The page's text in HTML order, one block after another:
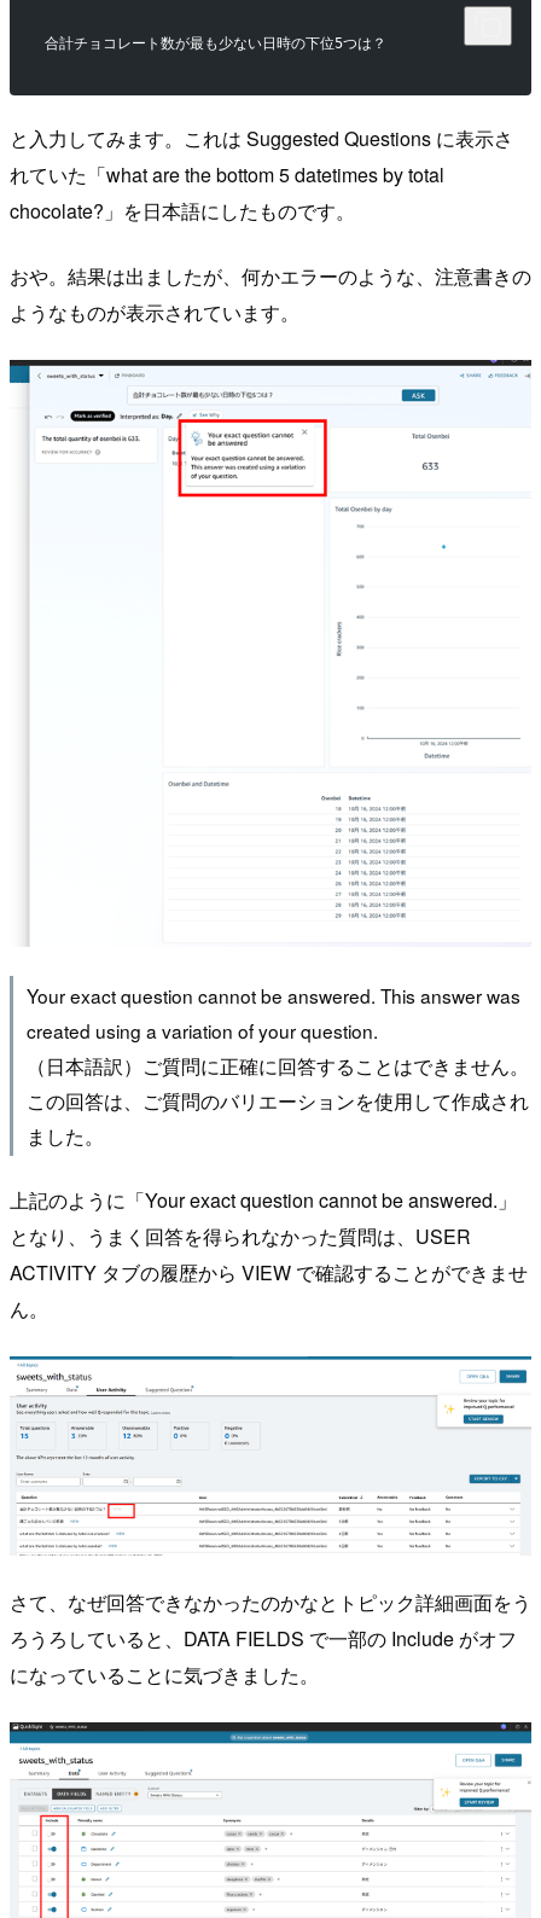
合計チョコレート数が最も少ない日時の下位5つは？
と入力してみます。これは Suggested Questions に表示さ
れていた「what are the bottom 5 datetimes by total
chocolate?」を日本語にしたものです。
おや。結果は出ましたが、何かエラーのような、注意書きの
ようなものが表示されています。
Your exact question cannot be answered. This answer was
created using a variation of your question.
（日本語訳）ご質問に正確に回答することはできません。
この回答は、ご質問のバリエーションを使用して作成され
ました。
上記のように「Your exact question cannot be answered.」
となり、うまく回答を得られなかった質問は、USER
ACTIVITY タブの履歴から VIEW で確認することができませ
ん。
さて、なぜ回答できなかったのかなとトピック詳細画面をう
ろうろしていると、DATA FIELDS で一部の Include がオフ
になっていることに気づきました。